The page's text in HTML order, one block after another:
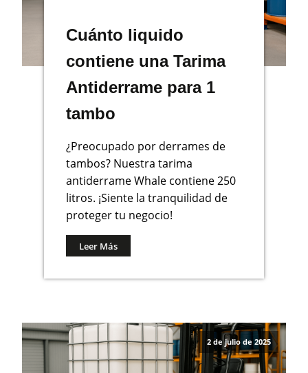
Cuánto liquido
contiene una Tarima
Antiderrame para 1
tambo
¿Preocupado por derrames de
tambos? Nuestra tarima
antiderrame Whale contiene 250
litros. ¡Siente la tranquilidad de
proteger tu negocio!
Leer Más
2 de julio de 2025